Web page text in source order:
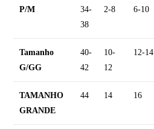
P/M
34-
38
2-8 6-10
Tamanho
G/GG
40-
42
10-
12
12-14
TAMANHO
GRANDE
44 14 16